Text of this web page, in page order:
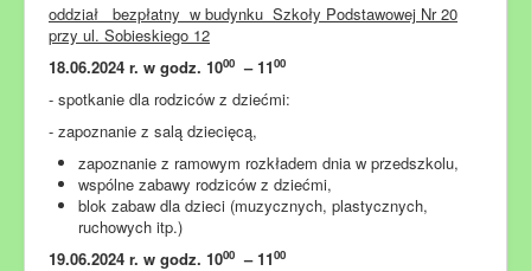
oddział bezpłatny w budynku Szkoły Podstawowej Nr 20
przy ul. Sobieskiego 12
18.06.2024 r. w godz. 1000 – 1100
- spotkanie dla rodziców z dziećmi:
- zapoznanie z salą dziecięcą,
zapoznanie z ramowym rozkładem dnia w przedszkolu,
wspólne zabawy rodziców z dziećmi,
blok zabaw dla dzieci (muzycznych, plastycznych,
ruchowych itp.)
19.06.2024 r. w godz. 1000 – 1100